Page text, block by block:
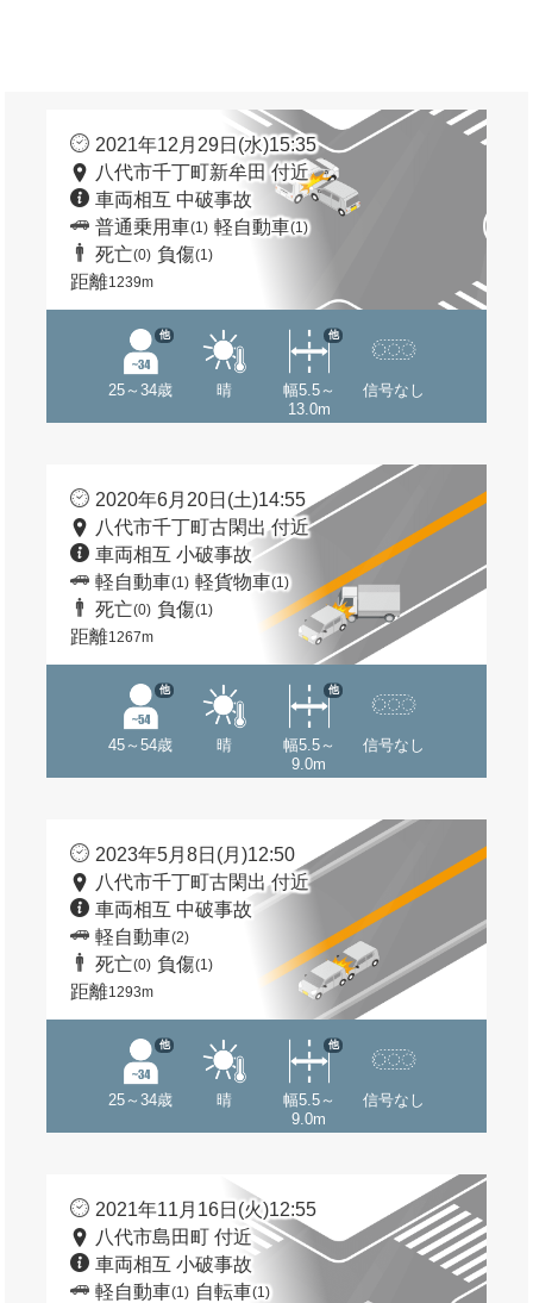
2021年12月29日(水)15:35
八代市千丁町新牟田 付近
車両相互 中破事故
普通乗用車(1) 軽自動車(1)
死亡(0) 負傷(1)
距離1239m
25～34歳
他
晴
幅5.5～
13.0m
他
信号なし
2020年6月20日(土)14:55
八代市千丁町古閑出 付近
車両相互 小破事故
軽自動車(1) 軽貨物車(1)
死亡(0) 負傷(1)
距離1267m
45～54歳
他
晴
幅5.5～
9.0m
他
信号なし
2023年5月8日(月)12:50
八代市千丁町古閑出 付近
車両相互 中破事故
軽自動車(2)
死亡(0) 負傷(1)
距離1293m
25～34歳
他
晴
幅5.5～
9.0m
他
信号なし
2021年11月16日(火)12:55
八代市島田町 付近
車両相互 小破事故
軽自動車(1) 自転車(1)